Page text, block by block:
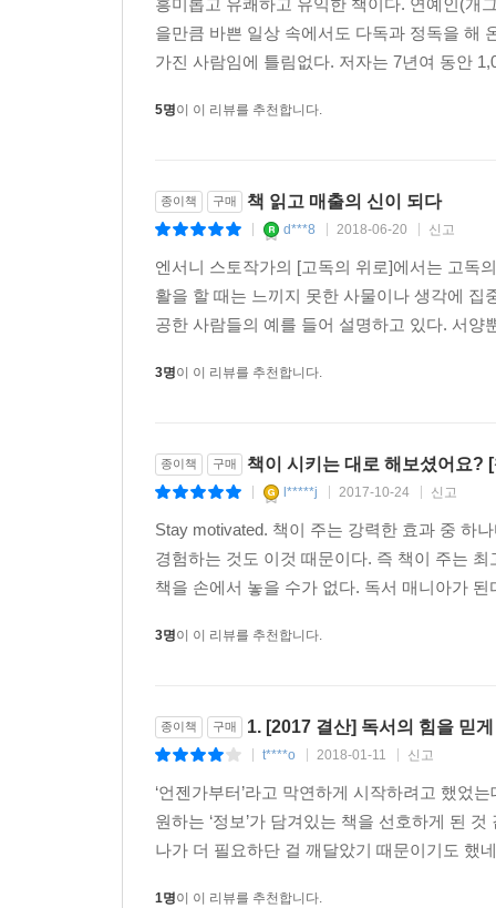
흥미롭고 유쾌하고 유익한 책이다. 연예인(개
을만큼 바쁜 일상 속에서도 다독과 정독을 해
가진 사람임에 틀림없다. 저자는 7년여 동안
5명이 이 리뷰를 추천합니다.
종이책 구매 책 읽고 매출의 신이 되다
d***8 2018-06-20 신고
엔서니 스토작가의 [고독의 위로]에서는 고독
활을 할 때는 느끼지 못한 사물이나 생각에
공한 사람들의 예를 들어 설명하고 있다. 서
3명이 이 리뷰를 추천합니다.
종이책 구매 책이 시키는 대로 해보셨어요?
l*****j 2017-10-24 신고
Stay motivated. 책이 주는 강력한 효과 중 하
경험하는 것도 이것 때문이다. 즉 책이 주는
책을 손에서 놓을 수가 없다. 독서 매니아가
3명이 이 리뷰를 추천합니다.
종이책 구매 1. [2017 결산] 독서의 힘을 믿
t****o 2018-01-11 신고
‘언젠가부터’라고 막연하게 시작하려고 했었
원하는 ‘정보’가 담겨있는 책을 선호하게 된
나가 더 필요하단 걸 깨달았기 때문이기도 했
1명이 이 리뷰를 추천합니다.